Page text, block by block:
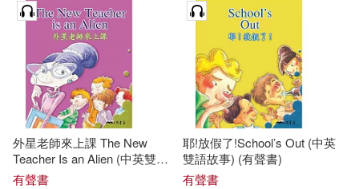
外星老師來上課 The New
Teacher Is an Alien (中英雙語
故事) (有聲書)
有聲書
耶!放假了!School’s Out (中英
雙語故事) (有聲書)
有聲書